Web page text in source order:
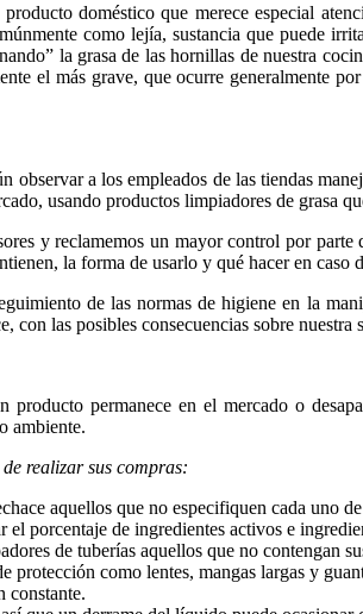
doméstico que merece especial
como lejía, sustancia que puede
la grasa de las hornillas de nuestra
el más grave, que ocurre generalmente
observar a los empleados de las tiendas
usando productos limpiadores de grasa
y reclamemos un mayor control por
la forma de usarlo y qué hacer en
de las normas de higiene en la
con las posibles consecuencias sobre nuestra
producto permanece en el mercado o
ambiente.
realizar sus compras:
aquellos que no especifiquen cada uno
porcentaje de ingredientes activos e
de tuberías aquellos que no contengan
protección como lentes, mangas largas y
constante.